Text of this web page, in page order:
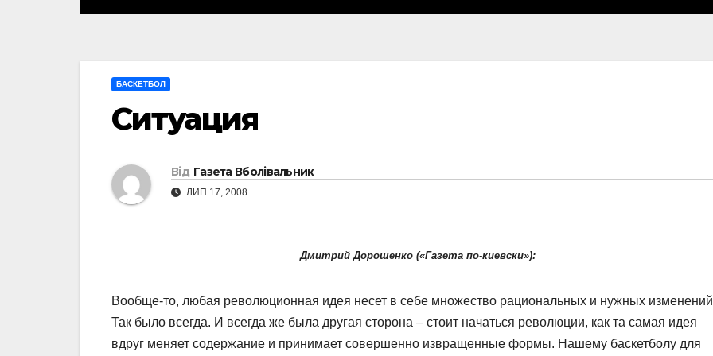
БАСКЕТБОЛ
Ситуация
Від Газета Вболівальник
ЛИП 17, 2008
Дмитрий Дорошенко («Газета по-киевски»):
Вообще-то, любая революционная идея несет в себе множество рациональных и нужных
Так было всегда. И всегда же была другая сторона – стоит начаться революции, как та самая идея
вдруг меняет содержание и принимает совершенно извращенные формы. Нашему баскетболу для